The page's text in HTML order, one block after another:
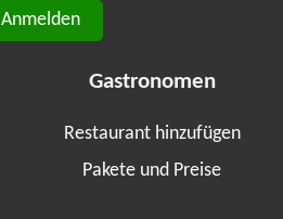
Anmelden
Gastronomen
Restaurant hinzufügen
Pakete und Preise